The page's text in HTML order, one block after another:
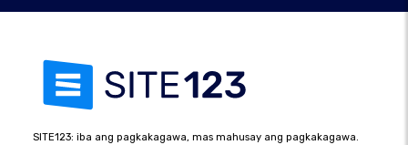
SITE123: iba ang pagkakagawa, mas mahusay ang pagkakagawa.